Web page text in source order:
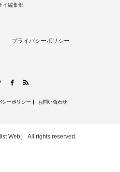
イ編集部
プライバシーポリシー
TwitterFacebook
シーポリシー お問い合わせ
Web） All rights reserved.